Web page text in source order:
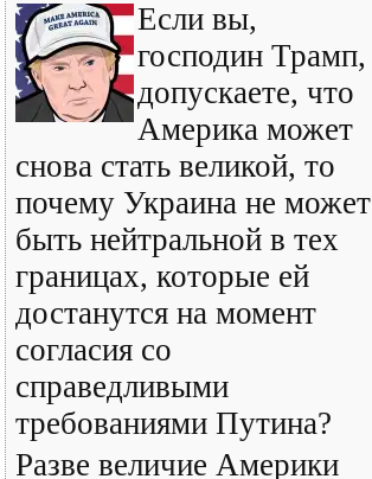
Если вы,
господин Трамп,
допускаете, что
Америка может
снова стать великой, то
почему Украина не может
быть нейтральной в тех
границах, которые ей
достанутся на момент
согласия со
справедливыми
требованиями Путина?
Разве величие Америки